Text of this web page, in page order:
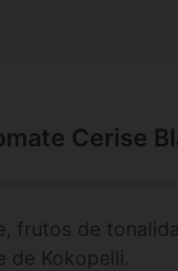
Cerise
frutos de
de Kokopelli.